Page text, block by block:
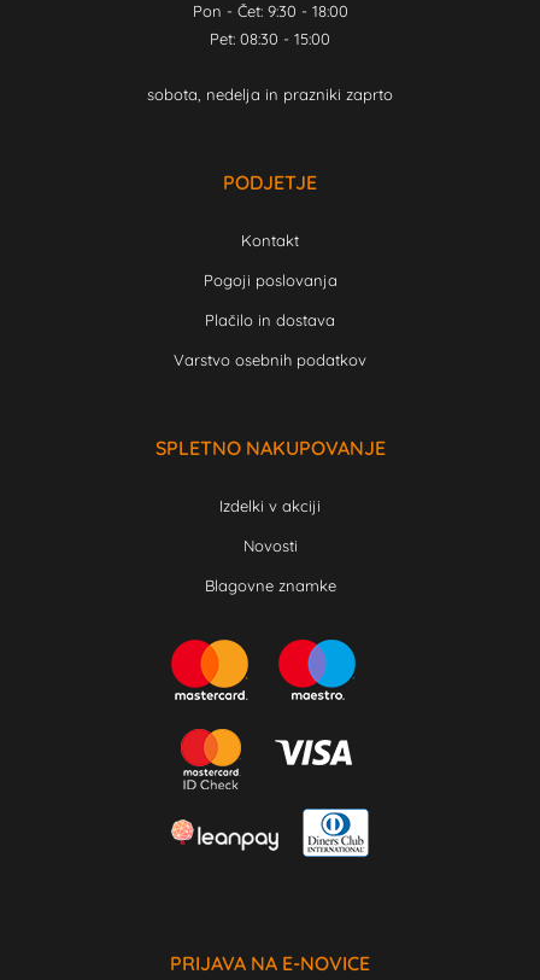
Pon - Čet: 9:30 - 18:00
Pet: 08:30 - 15:00
sobota, nedelja in prazniki zaprto
PODJETJE
Kontakt
Pogoji poslovanja
Plačilo in dostava
Varstvo osebnih podatkov
SPLETNO NAKUPOVANJE
Izdelki v akciji
Novosti
Blagovne znamke
PRIJAVA NA E-NOVICE